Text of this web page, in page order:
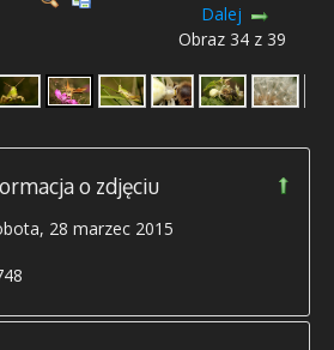
Dalej
Obraz 34 z 39
o zdjęciu
28 marzec 2015